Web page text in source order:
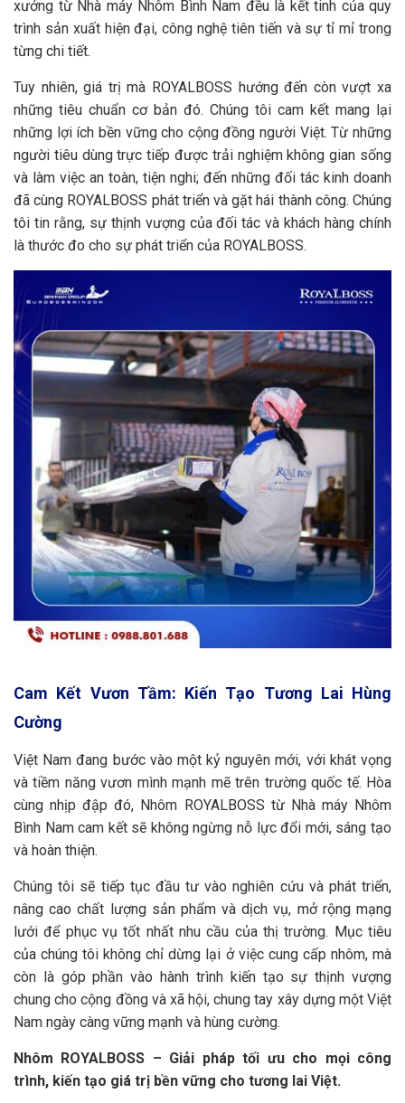
xưởng từ Nhà máy Nhôm Bình Nam đều là kết tinh của quy
trình sản xuất hiện đại, công nghệ tiên tiến và sự tỉ mỉ trong
từng chi tiết.
Tuy nhiên, giá trị mà ROYALBOSS hướng đến còn vượt xa
những tiêu chuẩn cơ bản đó. Chúng tôi cam kết mang lại
những lợi ích bền vững cho cộng đồng người Việt. Từ những
người tiêu dùng trực tiếp được trải nghiệm không gian sống
và làm việc an toàn, tiện nghi; đến những đối tác kinh doanh
đã cùng ROYALBOSS phát triển và gặt hái thành công. Chúng
tôi tin rằng, sự thịnh vượng của đối tác và khách hàng chính
là thước đo cho sự phát triển của ROYALBOSS.
Cam Kết Vươn Tầm: Kiến Tạo Tương Lai Hùng
Cường
Việt Nam đang bước vào một kỷ nguyên mới, với khát vọng
và tiềm năng vươn mình mạnh mẽ trên trường quốc tế. Hòa
cùng nhịp đập đó, Nhôm ROYALBOSS từ Nhà máy Nhôm
Bình Nam cam kết sẽ không ngừng nỗ lực đổi mới, sáng tạo
và hoàn thiện.
Chúng tôi sẽ tiếp tục đầu tư vào nghiên cứu và phát triển,
nâng cao chất lượng sản phẩm và dịch vụ, mở rộng mạng
lưới để phục vụ tốt nhất nhu cầu của thị trường. Mục tiêu
của chúng tôi không chỉ dừng lại ở việc cung cấp nhôm, mà
còn là góp phần vào hành trình kiến tạo sự thịnh vượng
chung cho cộng đồng và xã hội, chung tay xây dựng một Việt
Nam ngày càng vững mạnh và hùng cường.
Nhôm ROYALBOSS – Giải pháp tối ưu cho mọi công
trình, kiến tạo giá trị bền vững cho tương lai Việt.